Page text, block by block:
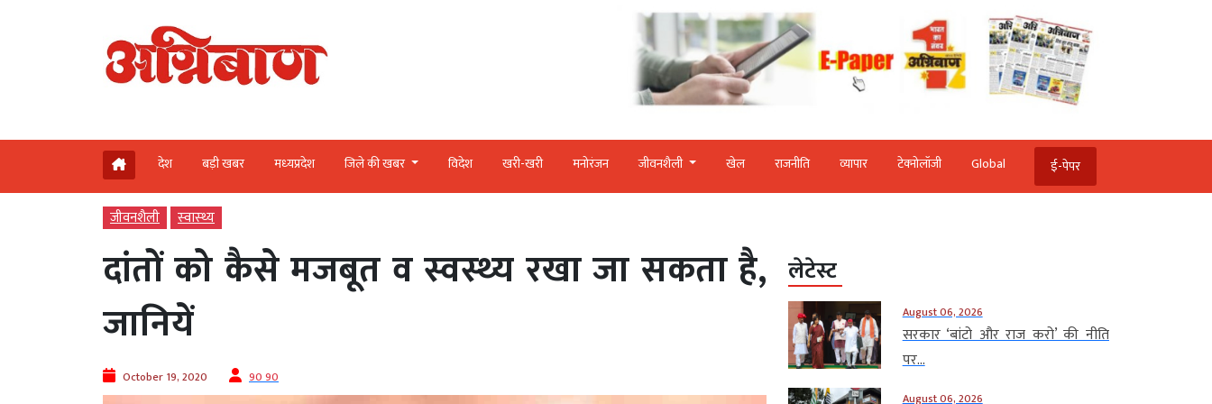
देश बड़ी खबर मध्‍यप्रदेश जिले की खबर विदेश खरी-खरी मनोरंजन जीवनशैली खेल राजनीति व्‍यापार टेक्‍नोलॉजी Global ई-पेपर
जीवनशैली स्‍वास्‍थ्‍य
दांतों को कैसे मजबूत व स्‍वस्‍थ्‍य रखा जा सकता है,
जानियें
October 19, 2020 90 90
लेटेस्ट
August 06, 2026
सरकार ‘बांटो और राज करो’ की नीति
पर...
August 06, 2026